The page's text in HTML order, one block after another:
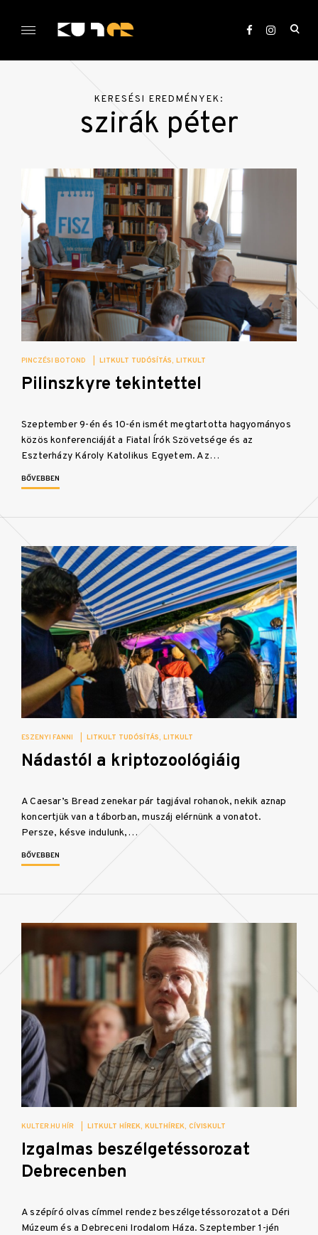
KULTer.hu
KERESÉSI EREDMÉNYEK:
szirák péter
PINCZÉSI BOTOND LITKULT TUDÓSÍTÁS LITKULT
Pilinszkyre tekintettel
Szeptember 9-én és 10-én ismét megtartotta hagyományos
közös konferenciáját a Fiatal Írók Szövetsége és az
Eszterházy Károly Katolikus Egyetem. Az…
BŐVEBBEN
ESZENYI FANNI LITKULT TUDÓSÍTÁS LITKULT
Nádastól a kriptozoológiáig
A Caesar’s Bread zenekar pár tagjával rohanok, nekik aznap
koncertjük van a táborban, muszáj elérnünk a vonatot.
Persze, késve indulunk,…
BŐVEBBEN
KULTER.HU HÍR LITKULT HÍREK KULTHÍREK CÍVISKULT
Izgalmas beszélgetéssorozat
Debrecenben
A szépíró olvas címmel rendez beszélgetéssorozatot a Déri
Múzeum és a Debreceni Irodalom Háza. Szeptember 1-jén